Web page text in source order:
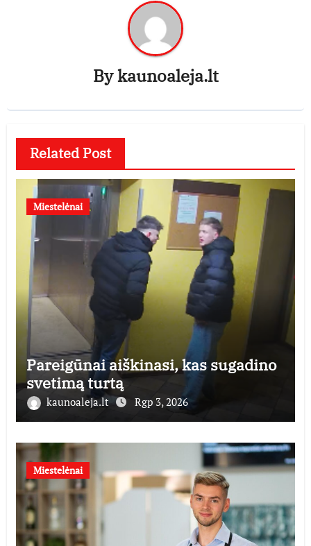
Bykaunoaleja.lt
Related Post
Miestelėnai
Pareigūnai aiškinasi, kas sugadino
svetimą turtą
kaunoaleja.lt Rgp 3, 2026
Miestelėnai